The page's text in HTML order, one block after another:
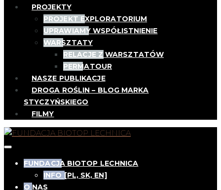
PROJEKTY
PROJEKT EXPLORATORIUM
UPRAWIAMY WSPÓŁISTNIENIE
WARSZTATY
RELACJE Z WARSZTATÓW
PERMATOUR
NASZE PUBLIKACJE
DROGA ROŚLIN – BLOG MARKA
STYCZYŃSKIEGO
FILMY
FUNDACJA BIOTOP LECHNICA
INFO [PL, SK, EN]
O NAS